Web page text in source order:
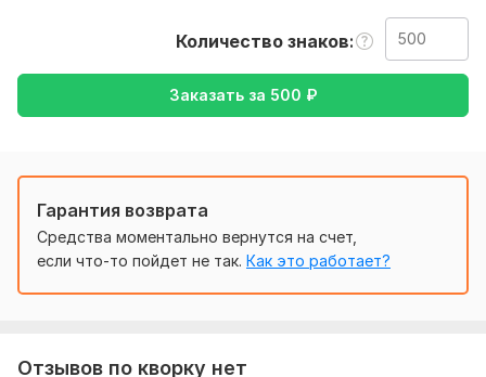
итоге. для этого прошу описать либо прикрепить файл с
критериями. так мне будет проще выполнить свою работу
Тематика:
Красота и мода, Отдых и развлечения,
Туризм и путешествия,
с Английского на Русский
Объем услуги в кворке: 500 знаков
Количество знаков
Заказать за 500 ₽
Гарантия возврата
Средства моментально вернутся на счет,
если что-то пойдет не так. Как это работает?
Отзывов по кворку нет